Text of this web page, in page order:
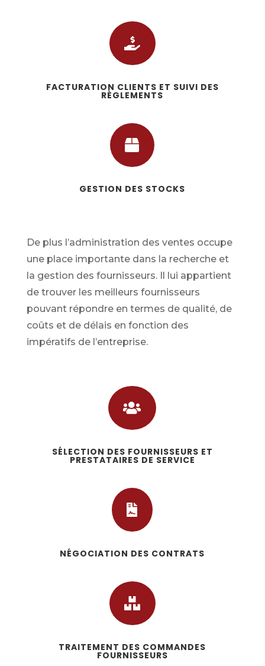

FACTURATION CLIENTS ET SUIVI DES
RÈGLEMENTS

GESTION DES STOCKS
De plus l’administration des ventes occupe
une place importante dans la recherche et
la gestion des fournisseurs. Il lui appartient
de trouver les meilleurs fournisseurs
pouvant répondre en termes de qualité, de
coûts et de délais en fonction des
impératifs de l’entreprise.

SÉLECTION DES FOURNISSEURS ET
PRESTATAIRES DE SERVICE

NÉGOCIATION DES CONTRATS

TRAITEMENT DES COMMANDES
FOURNISSEURS